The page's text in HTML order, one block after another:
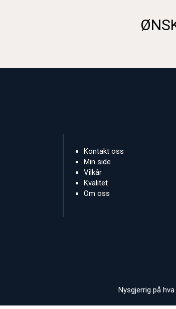
Kontakt oss
Min side
Vilkår
Kvalitet
Om oss
Nysgjerrig på